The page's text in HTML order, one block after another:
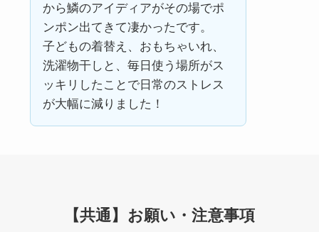
から鱗のアイディアがその場でポ
ンポン出てきて凄かったです。
子どもの着替え、おもちゃいれ、
洗濯物干しと、毎日使う場所がス
ッキリしたことで日常のストレス
が大幅に減りました！
【共通】お願い・注意事項